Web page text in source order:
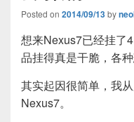
Posted on 2014/09/13by
想来Nexus7已经挂了
品挂得真是干脆，各种
其实起因很简单，我
Nexus7。